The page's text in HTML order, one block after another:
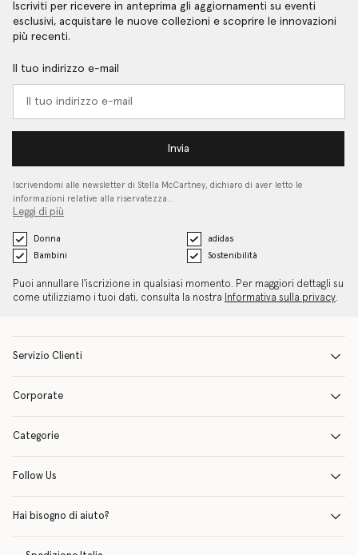
Iscriviti per ricevere in anteprima gli aggiornamenti su eventi
esclusivi, acquistare le nuove collezioni e scoprire le innovazioni
più recenti.
Il tuo indirizzo e-mail
Invia
Iscrivendomi alle newsletter di Stella McCartney, dichiaro di aver letto le
informazioni relative alla riservatezza…
Leggi di più
Donna
adidas
Bambini
Sostenibilità
Puoi annullare l'iscrizione in qualsiasi momento. Per maggiori dettagli su
come utilizziamo i tuoi dati, consulta la nostra
Informativa sulla privacy.
Servizio Clienti
Corporate
Categorie
Follow Us
Hai bisogno di aiuto?